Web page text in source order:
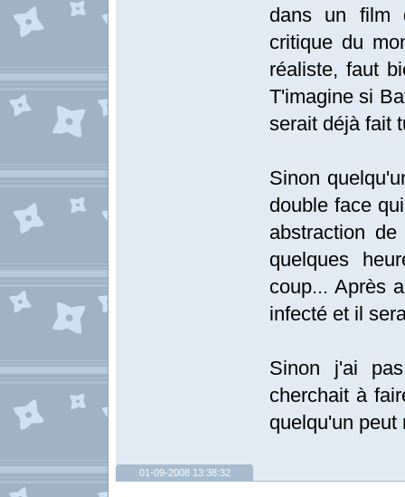
dans un film
critique du
réaliste, faut
T'imagine si
serait déjà fait
Sinon
double face
abstraction
quelques
coup... Après
infecté et il
Sinon j'ai
cherchait à
quelqu'un peut
01-09-2008 13:38:32